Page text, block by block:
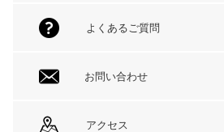
よくあるご質問
お問い合わせ
アクセス